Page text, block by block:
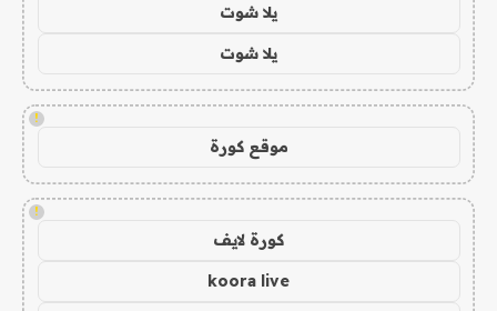
يلا شوت
يلا شوت
!
موقع كورة
!
كورة لايف
koora live